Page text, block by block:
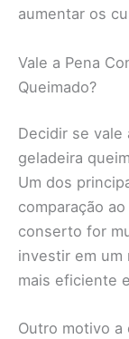
aumentar os
Vale a Pena
Queimado?
Decidir se vale
geladeira
Um dos
comparação
conserto for
investir em um
mais eficiente
Outro motivo a